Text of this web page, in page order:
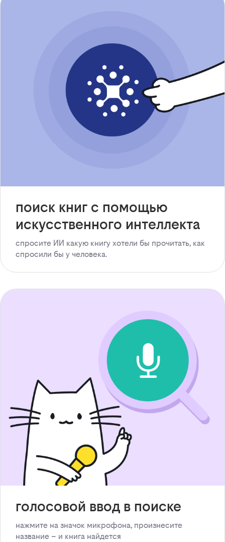
поиск книг с помощью
искусственного интеллекта
спросите ИИ какую книгу хотели бы прочитать, как
спросили бы у человека.
голосовой ввод в поиске
нажмите на значок микрофона, произнесите
название – и книга найдется